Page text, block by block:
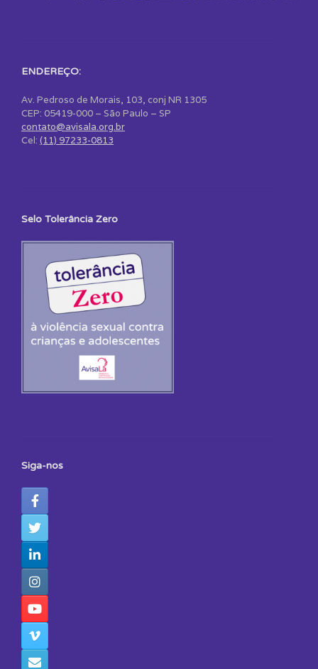
ENDEREÇO:
Av. Pedroso de Morais, 103, conj NR 1305
CEP: 05419-000 – São Paulo – SP
contato@avisala.org.br
Cel: (11) 97233-0813
Selo Tolerância Zero
Siga-nos